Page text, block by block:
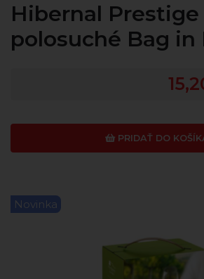
Hibernal Prestige
polosuché Bag in
PRIDAŤ DO
Novinka